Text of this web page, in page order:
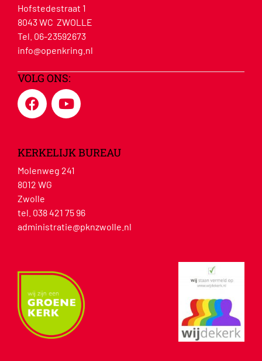
Hofstedestraat 1
8043 WC ZWOLLE
Tel. 06-23592673
info@openkring.nl
VOLG ONS:
KERKELIJK BUREAU
Molenweg 241
8012 WG
Zwolle
tel. 038 421 75 96
administratie@pknzwolle.nl